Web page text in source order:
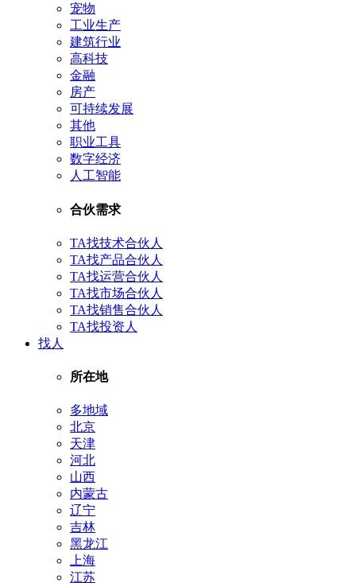
宠物
工业生产
建筑行业
高科技
金融
房产
可持续发展
其他
职业工具
数字经济
人工智能
合伙需求
TA找技术合伙人
TA找产品合伙人
TA找运营合伙人
TA找市场合伙人
TA找销售合伙人
TA找投资人
找人
所在地
多地域
北京
天津
河北
山西
内蒙古
辽宁
吉林
黑龙江
上海
江苏